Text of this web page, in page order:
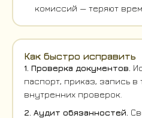
комиссий — теряют
Как быстро исправить
1. Проверка документов.
паспорт, приказ, запись в
внутренних проверок.
2. Аудит обязанностей.